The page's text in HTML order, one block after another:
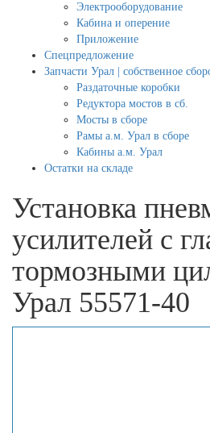
Электрооборудование
Кабина и оперение
Приложение
Спецпредложение
Запчасти Урал | собственное
Раздаточные коробки
Редуктора мостов в сб.
Мосты в сборе
Рамы а.м. Урал в сборе
Кабины а.м. Урал
Остатки на складе
Установка
усилителей с
тормозными
Урал 55571-40